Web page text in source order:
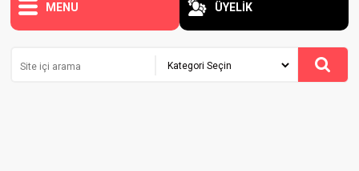
MENU ÜYELİK